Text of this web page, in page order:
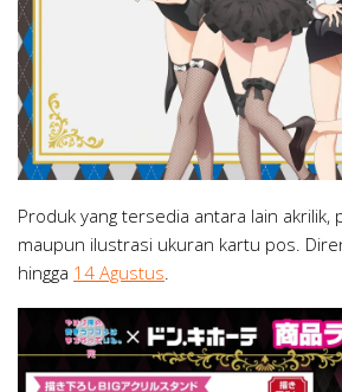
Produk yang tersedia antara lain akrilik,
maupun ilustrasi ukuran kartu pos.
hingga 14 Agustus.